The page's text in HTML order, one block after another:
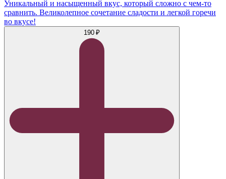
Уникальный и насыщенный вкус, который сложно с чем-то
сравнить. Великолепное сочетание сладости и легкой горечи
во вкусе!
190 ₽